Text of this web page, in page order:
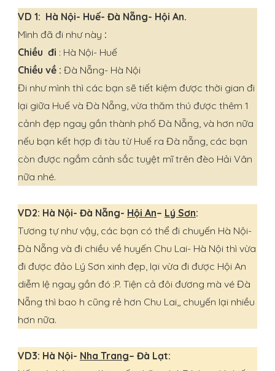
VD 1: Hà Nội- Huế- Đà Nẵng- Hội An.
Mình đã đi như này :
Chiều đi : Hà Nội- Huế
Chiều về : Đà Nẵng- Hà Nội
Đi như mình thì các bạn sẽ tiết kiệm được thời gian đi
lại giữa Huế và Đà Nẵng, vừa thăm thú được thêm 1
cảnh đẹp ngay gần thành phố Đà Nẵng, và hơn nữa
nếu bạn kết hợp đi tàu từ Huế ra Đà nẵng, các bạn
còn được ngắm cảnh sắc tuyệt mĩ trên đèo Hải Vân
nữa nhé.
VD2: Hà Nội- Đà Nẵng- Hội An– Lý Sơn:
Tương tự như vậy, các bạn có thể đi chuyến Hà Nội-
Đà Nẵng và đi chiều về huyến Chu Lai- Hà Nội thì vừa
đi được đảo Lý Sơn xinh đẹp, lại vừa đi được Hội An
diễm lệ ngay gần đó :P. Tiện cả đôi đương mà vé Đà
Nẵng thì bao h cũng rẻ hơn Chu Lai,, chuyến lại nhiều
hơn nữa.
VD3: Hà Nội- Nha Trang– Đà Lạt: